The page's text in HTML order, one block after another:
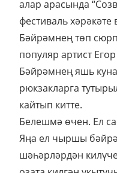
алар арасында
фестиваль
Бәйрәмнең төп
популяр артист
Бәйрәмнең яшь
рюкзакларга
кайтып китте.
Белешмә өчен. Ел
Яңа ел чыршы
шәһәрләрдән